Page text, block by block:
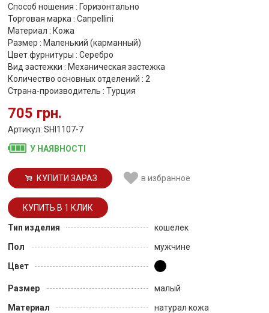
Способ ношения : Горизонтально
Торговая марка : Canpellini
Материал : Кожа
Размер : Маленький (карманный)
Цвет фурнитуры : Серебро
Вид застежки : Механическая застежка
Количество основных отделений : 2
Страна-производитель : Турция
705 грн.
Артикул: SHI1107-7
У НАЯВНОСТІ
КУПИТИ ЗАРАЗ в избранное
Тип изделия
кошелек
Пол
мужчине
Цвет
Размер
малый
Материал
натурал кожа